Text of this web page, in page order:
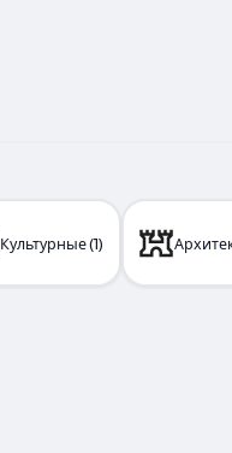
Культурные (1)